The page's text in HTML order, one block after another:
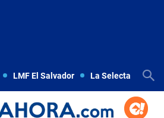
LMF El Salvador La Selecta